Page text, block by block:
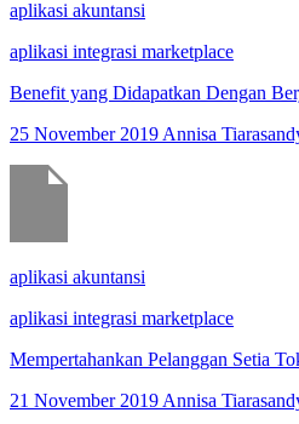
aplikasi akuntansi
aplikasi integrasi marketplace
Benefit yang Didapatkan Dengan
25 November 2019 Annisa
aplikasi akuntansi
aplikasi integrasi marketplace
Mempertahankan Pelanggan Setia
21 November 2019 Annisa